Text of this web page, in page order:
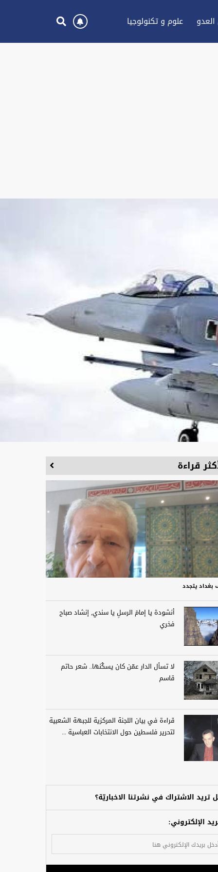
علوم و تكنولوجيا
قراءة
بغداد يتجدد
أنشودة يا إمامَ الرسلِ يا سندي, إنشاد صباح
فخري
لا تسأل الدار عمّن كان يسكُنها.. شعر حاتم
قاسم
قراءة في بيان اللجنة المركزية للجبهة الشعبية
لتحرير فلسطين حول الانتخابات العباسية ...
تريد الاشتراك في نشرتنا الاخباريّة؟
الإلكتروني: